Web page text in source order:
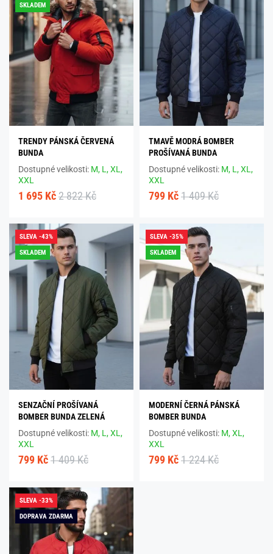
SKLADEM
TRENDY PÁNSKÁ ČERVENÁ
BUNDA
Dostupné velikosti: M, L,XL,
XXL
1 695 Kč 2 822 Kč
TMAVĚ MODRÁ BOMBER
PROŠÍVANÁ BUNDA
Dostupné velikosti: M, L,XL,
XXL
799 Kč 1 409 Kč
SLEVA -43%
SKLADEM
SENZAČNÍ PROŠÍVANÁ
BOMBER BUNDA ZELENÁ
Dostupné velikosti: M, L,XL,
XXL
799 Kč 1 409 Kč
SLEVA -35%
SKLADEM
MODERNÍ ČERNÁ PÁNSKÁ
BOMBER BUNDA
Dostupné velikosti: M,XL,
XXL
799 Kč 1 224 Kč
SLEVA -33%
DOPRAVA ZDARMA